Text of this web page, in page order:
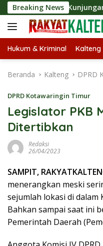
Langsung
ke
konten
Breaking News
Kunjungan Kaji Tiru
Hukum & Kriminal Kalteng
Beranda Kalteng DPRD
DPRD Kotawaringin Timur
Legislator PKB
Ditertibkan
Redaksi
26/04/2023
SAMPIT,
menerangkan meski
sejumlah lokasi di dalam
Bahkan sampai saat ini
Pemerintah Daerah